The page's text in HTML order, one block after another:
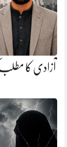
آزادی کا مطلب